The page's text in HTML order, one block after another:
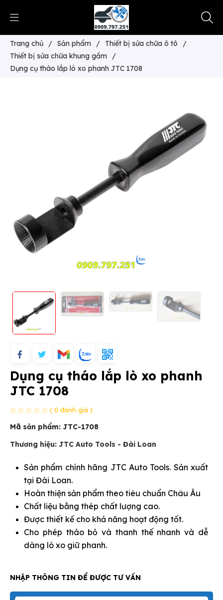
Trang chủ / Sản phẩm / Thiết bị sửa chữa ô tô
/
Thiết bị sửa chữa khung gầm
/
Dụng cụ tháo lắp lò xo phanh JTC 1708
Dụng cụ tháo lắp lò xo phanh
JTC 1708
( 0 đánh giá )
Mã sản phẩm: JTC-1708
Thương hiệu: JTC Auto Tools - Đài Loan
Sản phẩm chính hãng JTC Auto Tools. Sản xuất
tại Đài Loan.
Hoàn thiện sản phẩm theo tiêu chuẩn Châu Âu
Chất liệu bằng thép chất lượng cao.
Được thiết kế cho khả năng hoạt động tốt.
Cho phép tháo bỏ và thanh thế nhanh và dễ
dàng lò xo giữ phanh.
NHẬP THÔNG TIN ĐỂ ĐƯỢC TƯ VẤN